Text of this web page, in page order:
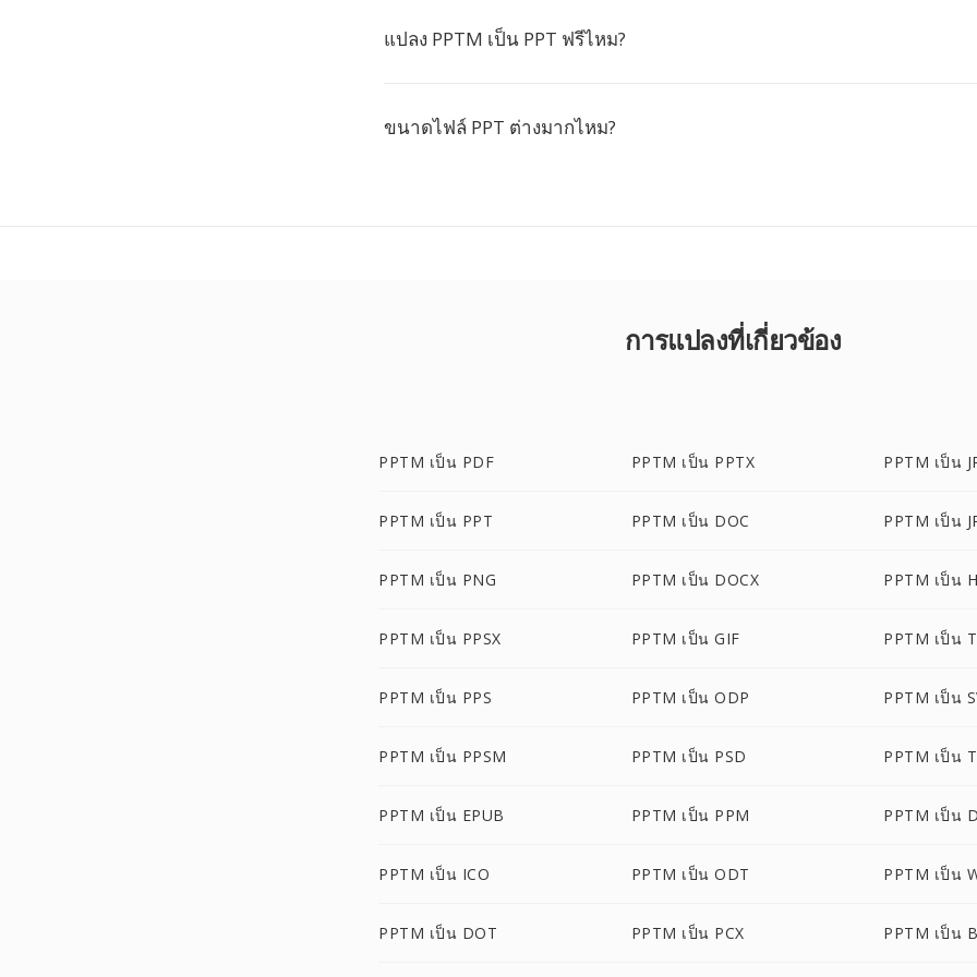
แปลง PPTM เป็น PPT ฟรีไหม?
ขนาดไฟล์ PPT ต่างมากไหม?
การแปลงที่เกี่ยวข้อง
PPTM เป็น PDF PPTM เป็น PPTX PPTM เป็น
PPTM เป็น PPT PPTM เป็น DOC PPTM เป็น
PPTM เป็น PNG PPTM เป็น DOCX PPTM เป็น
PPTM เป็น PPSX PPTM เป็น GIF PPTM เป็น
PPTM เป็น PPS PPTM เป็น ODP PPTM เป็น
PPTM เป็น PPSM PPTM เป็น PSD PPTM เป็น
PPTM เป็น EPUB PPTM เป็น PPM PPTM เป็น
PPTM เป็น ICO PPTM เป็น ODT PPTM เป็น
PPTM เป็น DOT PPTM เป็น PCX PPTM เป็น